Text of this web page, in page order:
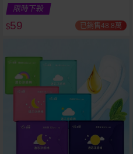
限時下殺
$59 已銷售48.8萬